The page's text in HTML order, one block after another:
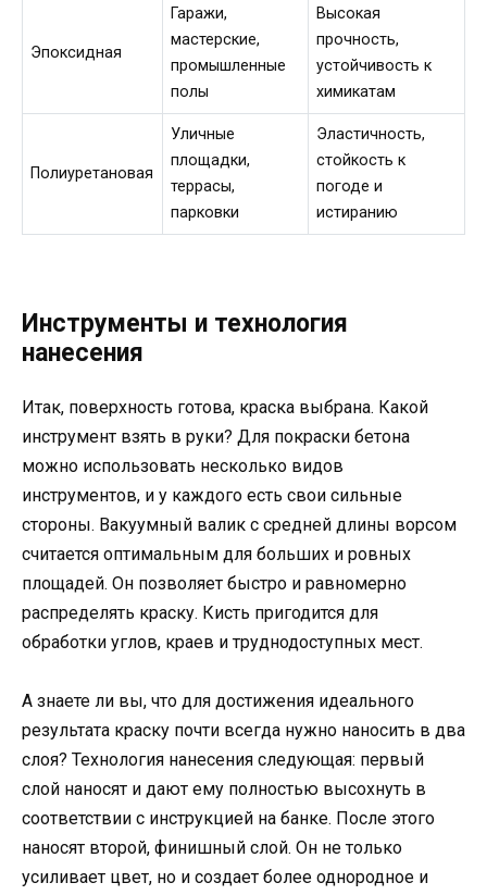
Эпоксидная
Гаражи,
мастерские,
промышленные
полы
Высокая
прочность,
устойчивость к
химикатам
Полиуретановая
Уличные
площадки,
террасы,
парковки
Эластичность,
стойкость к
погоде и
истиранию
Инструменты и технология
нанесения
Итак, поверхность готова, краска выбрана. Какой
инструмент взять в руки? Для покраски бетона
можно использовать несколько видов
инструментов, и у каждого есть свои сильные
стороны. Вакуумный валик с средней длины ворсом
считается оптимальным для больших и ровных
площадей. Он позволяет быстро и равномерно
распределять краску. Кисть пригодится для
обработки углов, краев и труднодоступных мест.
А знаете ли вы, что для достижения идеального
результата краску почти всегда нужно наносить в два
слоя? Технология нанесения следующая: первый
слой наносят и дают ему полностью высохнуть в
соответствии с инструкцией на банке. После этого
наносят второй, финишный слой. Он не только
усиливает цвет, но и создает более однородное и